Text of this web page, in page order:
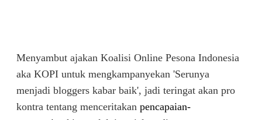
Menyambut ajakan Koalisi Online Pesona Indonesia
aka KOPI untuk mengkampanyekan 'Serunya
menjadi bloggers kabar baik', jadi teringat akan pro
kontra tentang menceritakan pencapaian-